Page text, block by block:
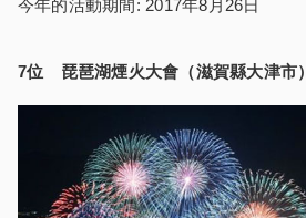
今年的活動期間: 2017年8月26日
7位 琵琶湖煙火大會 （滋賀縣大津市）